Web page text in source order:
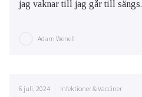
jag vaknar till jag går till sängs.
Adam Wenell
6 juli, 2024 Infektioner & Vacciner